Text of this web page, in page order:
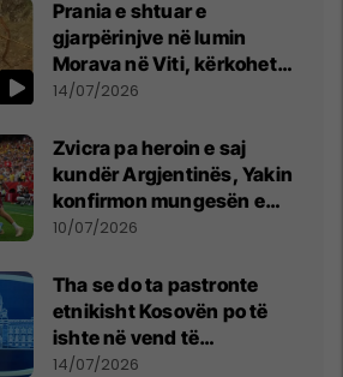
Prania e shtuar e
gjarpërinjve në lumin
Morava në Viti, kërkohet
kujdes nga qytetarët
14/07/2026
Zvicra pa heroin e saj
kundër Argjentinës, Yakin
konfirmon mungesën e
madhe
10/07/2026
Tha se do ta pastronte
etnikisht Kosovën po të
ishte në vend të
Millosheviqit, Lëvizja e
14/07/2026